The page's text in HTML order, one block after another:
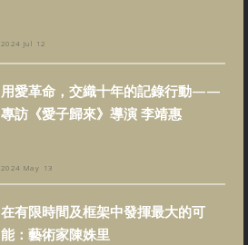
2024 Jul 12
用愛革命，交織十年的記錄行動——
專訪《愛子歸來》導演 李靖惠
2024 May 13
在有限時間及框架中發揮最大的可
能：藝術家陳姝里